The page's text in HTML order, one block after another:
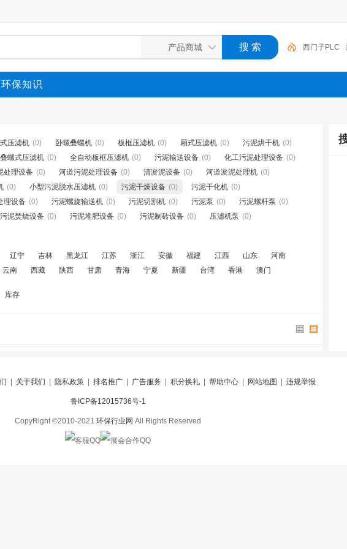
西门子PLC
变送器 球阀
环保知识
压滤机 (0) 卧螺叠螺机 (0) 板框压滤机 (0) 厢式压滤机 (0) 污泥烘干机 (0)
叠螺式压滤机 (0) 全自动板框压滤机 (0) 污泥输送设备 (0) 化工污泥处理设备 (0)
处理设备 (0) 河道污泥处理设备 (0) 清淤泥设备 (0) 河道淤泥处理机 (0)
(0) 小型污泥脱水压滤机 (0) 污泥干燥设备 (0) 污泥干化机 (0)
理设备 (0) 污泥螺旋输送机 (0) 污泥切割机 (0) 污泥泵 (0) 污泥螺杆泵 (0)
污泥焚烧设备 (0) 污泥堆肥设备 (0) 污泥制砖设备 (0) 压滤机泵 (0)
辽宁 吉林 黑龙江 江苏 浙江 安徽 福建 江西 山东
河南
云南 西藏 陕西 甘肃 青海 宁夏 新疆 台湾 香港 澳门
库存
关于我们 隐私政策 排名推广 广告服务 积分换礼 帮助中心 网站地图 违规举报
鲁ICP备12015736号-1
CopyRight ©2010-2021 环保行业网 All Rights Reserved